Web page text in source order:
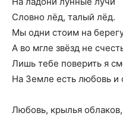
Словно лёд, талый лёд.
Мы одни стоим на
А во мгле звёзд не
Лишь тебе поверить я
На Земле есть любовь и
Любовь, крылья